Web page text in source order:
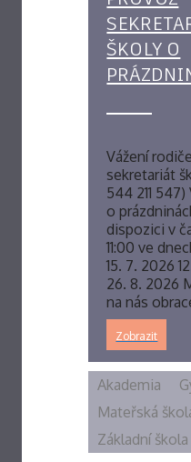
ŠKOLY O
Vážení
sekretariát
544 211
o
dispozici v
11:00 ve
15. 7. 2026
26. 8. 2026
na nás
Zobrazit
Akademia
Mateřská
Základní škola